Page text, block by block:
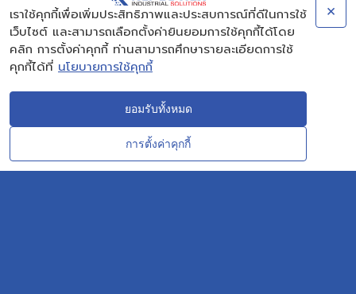
OUR EXPERT
เราใช้คุกกี้เพื่อเพิ่มประสิทธิภาพและประสบการณ์ที่ดีในการใช้
เว็บไซต์ และสามารถเลือกตั้งค่ายินยอมการใช้คุกกี้ได้โดย
คลิก การตั้งค่าคุกกี้ ท่านสามารถศึกษารายละเอียดการใช้
คุกกี้ได้ที่ นโยบายการใช้คุกกี้
การตั้งค่าคุกกี้
ยอมรับทั้งหมด
×